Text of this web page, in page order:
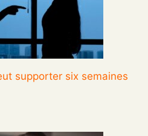
supporter six semaines